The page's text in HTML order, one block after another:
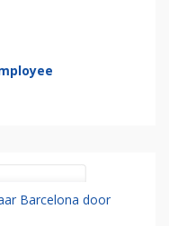
Barcelona door